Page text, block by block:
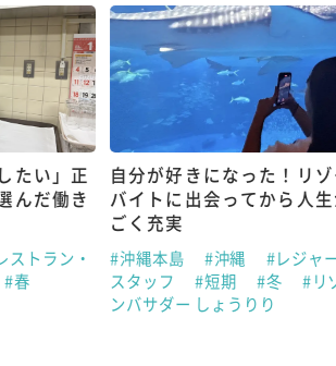
たい」正
んだ働き
ストラン・
#春
自分が好きになった！リゾ
バイトに出会ってから人
ごく充実
#沖縄本島 #沖縄
#レジャ
スタッフ
#短期 #冬
#リ
ンバサダー しょうりり